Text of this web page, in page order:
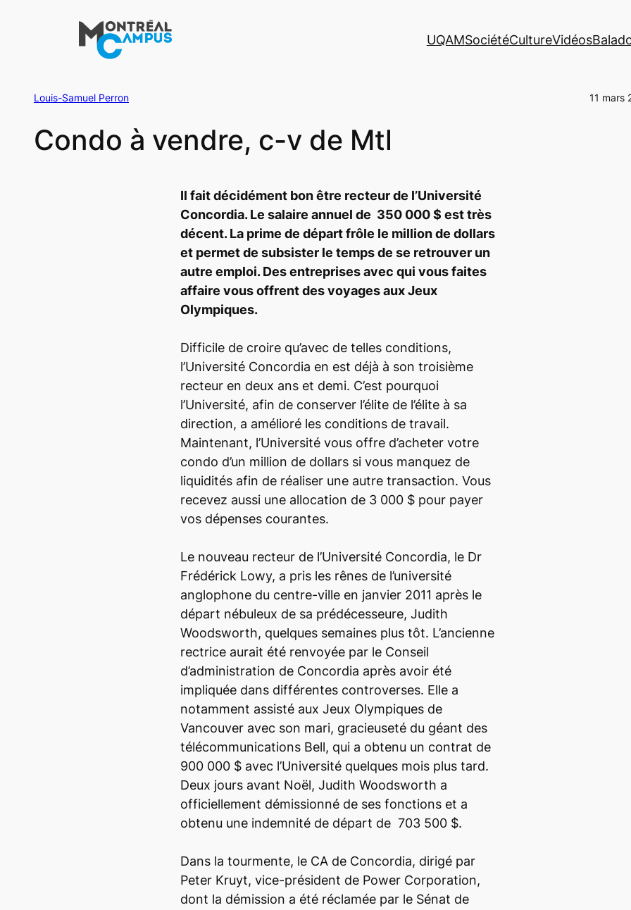
UQAMSociétéCultureVidéos
Louis-Samuel Perron 11 mars
Condo à vendre, c-v de Mtl
Il fait décidément bon être recteur de l’Université
Concordia. Le salaire annuel de 350 000 $ est très
décent. La prime de départ frôle le million de dollars
et permet de subsister le temps de se retrouver un
autre emploi. Des entreprises avec qui vous faites
affaire vous offrent des voyages aux Jeux
Olympiques.
Difficile de croire qu’avec de telles conditions,
l’Université Concordia en est déjà à son troisième
recteur en deux ans et demi. C’est pourquoi
l’Université, afin de conserver l’élite de l’élite à sa
direction, a amélioré les conditions de travail.
Maintenant, l’Université vous offre d’acheter votre
condo d’un million de dollars si vous manquez de
liquidités afin de réaliser une autre transaction. Vous
recevez aussi une allocation de 3 000 $ pour payer
vos dépenses courantes.
Le nouveau recteur de l’Université Concordia, le Dr
Frédérick Lowy, a pris les rênes de l’université
anglophone du centre-ville en janvier 2011 après le
départ nébuleux de sa prédécesseure, Judith
Woodsworth, quelques semaines plus tôt. L’ancienne
rectrice aurait été renvoyée par le Conseil
d’administration de Concordia après avoir été
impliquée dans différentes controverses. Elle a
notamment assisté aux Jeux Olympiques de
Vancouver avec son mari, gracieuseté du géant des
télécommunications Bell, qui a obtenu un contrat de
900 000 $ avec l’Université quelques mois plus tard.
Deux jours avant Noël, Judith Woodsworth a
officiellement démissionné de ses fonctions et a
obtenu une indemnité de départ de 703 500 $.
Dans la tourmente, le CA de Concordia, dirigé par
Peter Kruyt, vice-président de Power Corporation,
dont la démission a été réclamée par le Sénat de